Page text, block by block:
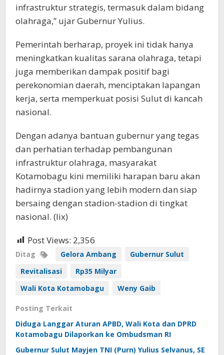
infrastruktur strategis, termasuk dalam bidang
olahraga,” ujar Gubernur Yulius.
Pemerintah berharap, proyek ini tidak hanya
meningkatkan kualitas sarana olahraga, tetapi
juga memberikan dampak positif bagi
perekonomian daerah, menciptakan lapangan
kerja, serta memperkuat posisi Sulut di kancah
nasional.
Dengan adanya bantuan gubernur yang tegas
dan perhatian terhadap pembangunan
infrastruktur olahraga, masyarakat
Kotamobagu kini memiliki harapan baru akan
hadirnya stadion yang lebih modern dan siap
bersaing dengan stadion-stadion di tingkat
nasional. (lix)
Post Views: 2,356
Ditag Gelora Ambang
Gubernur Sulut
Revitalisasi
Rp35 Milyar
Wali Kota Kotamobagu
Weny Gaib
Posting Terkait
Diduga Langgar Aturan APBD, Wali Kota dan DPRD
Kotamobagu Dilaporkan ke Ombudsman RI
Gubernur Sulut Mayjen TNI (Purn) Yulius Selvanus, SE